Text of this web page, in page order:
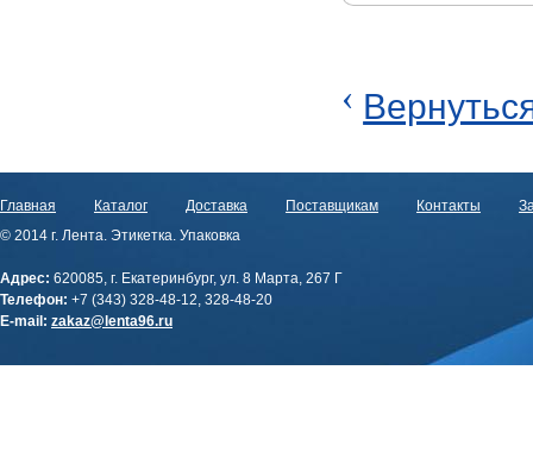
‹
Главная Каталог Доставка Поставщикам Контакты
© 2014 г. Лента. Этикетка. Упаковка
Адрес: 620085, г. Екатеринбург, ул. 8 Марта, 267 Г
Телефон: +7 (343) 328-48-12, 328-48-20
E-mail: zakaz@lenta96.ru